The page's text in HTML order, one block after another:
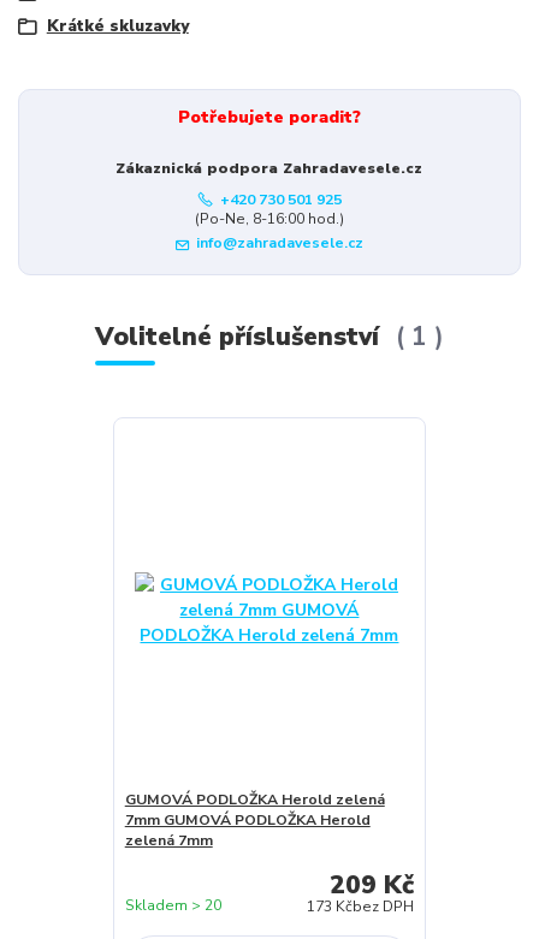
Krátké skluzavky
Potřebujete poradit?
Zákaznická podpora Zahradavesele.cz
+420 730 501 925
(Po-Ne, 8-16:00 hod.)
info@zahradavesele.cz
Volitelné příslušenství 1
GUMOVÁ PODLOŽKA Herold zelená
7mm GUMOVÁ PODLOŽKA Herold
zelená 7mm
209 Kč
173 Kčbez DPH
Skladem > 20